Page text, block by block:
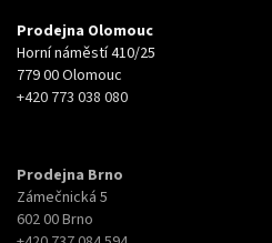
Prodejna Olomouc
Horní náměstí 410/25
779 00 Olomouc
+420 773 038 080
Prodejna Brno
Zámečnická 5
602 00 Brno